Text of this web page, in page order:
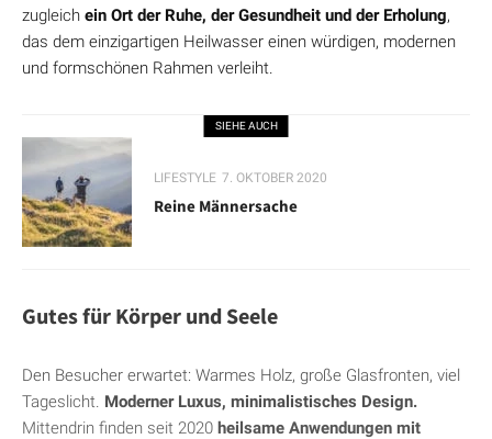
zugleich ein Ort der Ruhe, der Gesundheit und der Erholung,
das dem einzigartigen Heilwasser einen würdigen, modernen
und formschönen Rahmen verleiht.
SIEHE AUCH
LIFESTYLE 7. OKTOBER 2020
Reine Männersache
Gutes für Körper und Seele
Den Besucher erwartet: Warmes Holz, große Glasfronten, viel
Tageslicht. Moderner Luxus, minimalistisches Design.
Mittendrin finden seit 2020 heilsame Anwendungen mit